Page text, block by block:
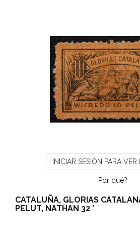
INICIAR SESIÓN PARA VER
Por qué?
CATALUÑA, GLORIAS
PELUT, NATHAN 32 *